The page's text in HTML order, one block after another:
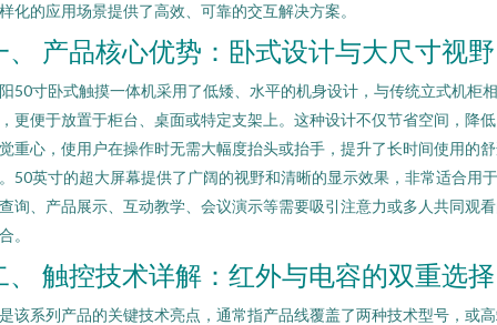
化的应用场景提供了高效、可靠的交互解决方案。
、 产品核心优势：卧式设计与大尺寸视野
50寸卧式触摸一体机采用了低矮、水平的机身设计，与传统立式机柜相
更便于放置于柜台、桌面或特定支架上。这种设计不仅节省空间，降
重心，使用户在操作时无需大幅度抬头或抬手，提升了长时间使用的
50英寸的超大屏幕提供了广阔的视野和清晰的显示效果，非常适合用
询、产品展示、互动教学、会议演示等需要吸引注意力或多人共同观
。
、 触控技术详解：红外与电容的双重选择
该系列产品的关键技术亮点，通常指产品线覆盖了两种技术型号，或